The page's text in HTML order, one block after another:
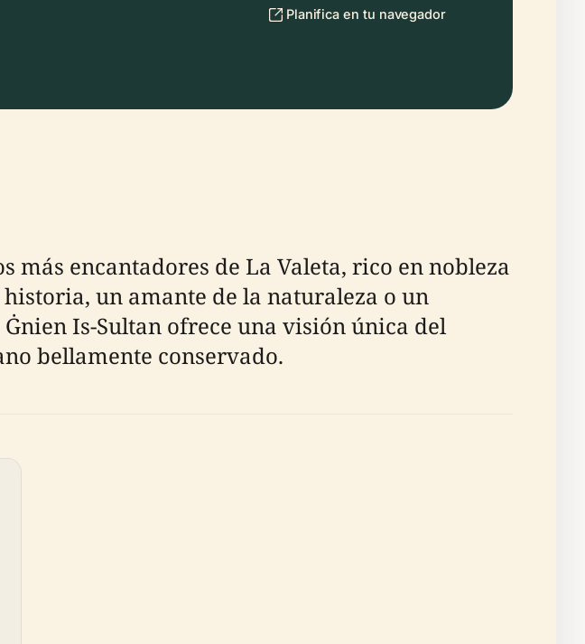
Planifica en tu navegador
más encantadores de La Valeta, rico en nobleza
un amante de la naturaleza o un
Is-Sultan ofrece una visión única del
bellamente conservado.